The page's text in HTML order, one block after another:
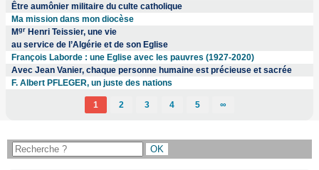
Être aumônier militaire du culte catholique
Ma mission dans mon diocèse
MgrHenri Teissier, une vie
au service de l’Algérie et de son Eglise
François Laborde : une Eglise avec les pauvres (1927-2020)
Avec Jean Vanier, chaque personne humaine est précieuse et sacrée
F. Albert PFLEGER, un juste des nations
1 2 3 4 5 ∞